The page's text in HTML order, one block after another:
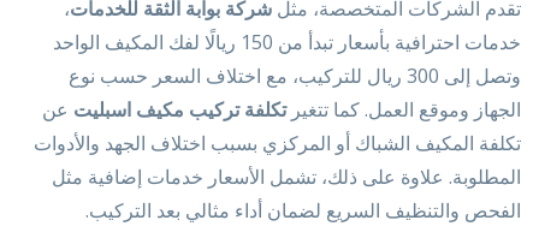
تقدم الشركات المتخصصة، مثل شركة بوابة الثقة للخدمات،
خدمات احترافية بأسعار تبدأ من 150 ريالًا لفك المكيف الواحد
وتصل إلى 300 ريال للتركيب، مع اختلاف السعر حسب نوع
الجهاز وموقع العمل. كما تتغيرتكلفة تركيب مكيف اسبليت عن
تكلفة المكيف الشباك أو المركزي بسبب اختلاف الجهد والأدوات
المطلوبة. علاوة على ذلك، تشمل الأسعار خدمات إضافية مثل
الفحص والتنظيف السريع لضمان أداء مثالي بعد التركيب.